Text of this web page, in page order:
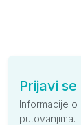
Prijavi
Informacije o
putovanjima.